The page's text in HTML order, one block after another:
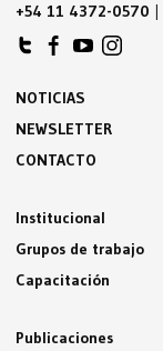
+54 11 4372-0570 |
NOTICIAS
NEWSLETTER
CONTACTO
Institucional
Grupos de trabajo
Capacitación
Publicaciones